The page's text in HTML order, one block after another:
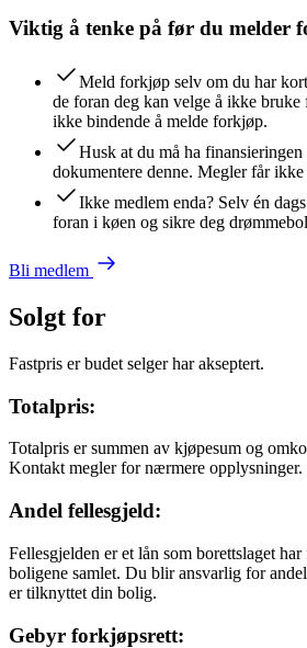
Viktig å tenke på før du melder
Meld forkjøp selv om du har
de foran deg kan velge å ikke
ikke bindende å melde forkjøp.
Husk at du må ha
dokumentere denne. Megler får
Ikke medlem enda? Selv én
foran i køen og sikre deg
Bli medlem
Solgt for
Fastpris er budet selger har akseptert.
Totalpris:
Totalpris er summen av kjøpesum og
Kontakt megler for nærmere opplysninger.
Andel fellesgjeld:
Fellesgjelden er et lån som borettslaget
boligene samlet. Du blir ansvarlig for
er tilknyttet din bolig.
Gebyr forkjøpsrett: